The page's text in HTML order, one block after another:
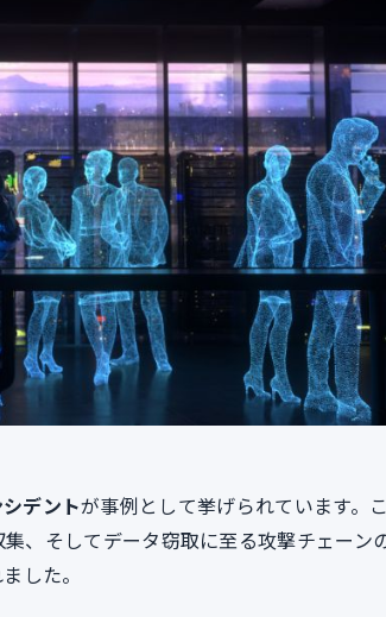
デントが事例として挙げられています。こ
、そしてデータ窃取に至る攻撃チェーン
した。